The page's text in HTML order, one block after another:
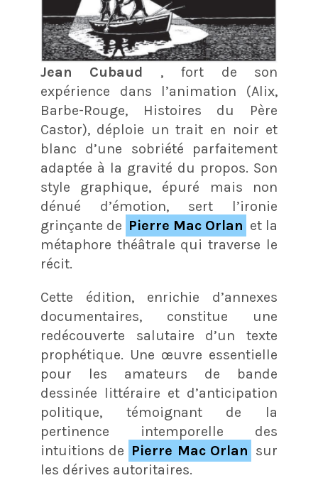
Jean Cubaud , fort de son
expérience dans l’animation (Alix,
Barbe-Rouge, Histoires du Père
Castor), déploie un trait en noir et
blanc d’une sobriété parfaitement
adaptée à la gravité du propos. Son
style graphique, épuré mais non
dénué d’émotion, sert l’ironie
grinçante de Pierre Mac Orlan et la
métaphore théâtrale qui traverse le
récit.
Cette édition, enrichie d’annexes
documentaires, constitue une
redécouverte salutaire d’un texte
prophétique. Une œuvre essentielle
pour les amateurs de bande
dessinée littéraire et d’anticipation
politique, témoignant de la
pertinence intemporelle des
intuitions de Pierre Mac Orlan sur
les dérives autoritaires.